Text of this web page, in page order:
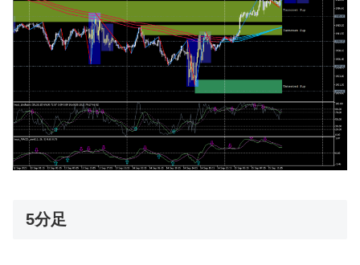
5分足